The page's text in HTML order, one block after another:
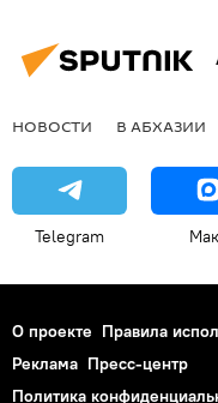
НОВОСТИ В АБХАЗИИ
Telegram
О проекте Правила
Реклама Пресс-центр
Политика